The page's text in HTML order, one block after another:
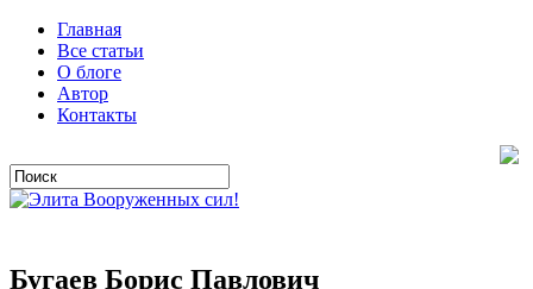
Главная
Все статьи
О блоге
Автор
Контакты
Бугаев Борис Павлович